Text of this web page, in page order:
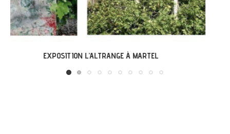
LABASTIDE-DU-VERT : EXPO « ARBONIRISME »